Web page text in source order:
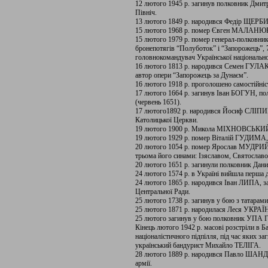
12 лютого 1945 р. загинув полковник
Північ.
13 лютого 1849 р. народився Федір
15 лютого 1968 р. помер Євген МАЛАНЮК,
15 лютого 1979 р. помер генерал-
бронепотягів “Полуботок” і “Запорожець”,
головнокомандувач Української
16 лютого 1813 р. народився Семен
автор опери “Запорожець за Дунаєм”.
16 лютого 1918 р. проголошено
17 лютого 1664 р. загинув Іван БОГУН,
(червень 1651).
17 лютого1892 р. народився Йосиф
Католицької Церкви.
19 лютого 1900 р. Микола МІХНОВСЬКИЙ
19 лютого 1929 р. помер Віталій
20 лютого 1054 р. помер Ярослав МУДРИЙ,
трьома його синами: Ізяславом,
20 лютого 1651 р. загинули полковник
24 лютого 1574 р. в Україні вийшла перша
24 лютого 1865 р. народився Іван ЛИПА,
Центральної Ради.
25 лютого 1738 р. загинув у бою з
25 лютого 1871 р. народилася Леся
25 лютого загинув у бою полковник
Кінець лютого 1942 р. масові розстріли в
націоналістичного підпілля, під час яких
український бандурист Михайло ТЕЛІГА.
28 лютого 1889 р. народився Павло
армії.